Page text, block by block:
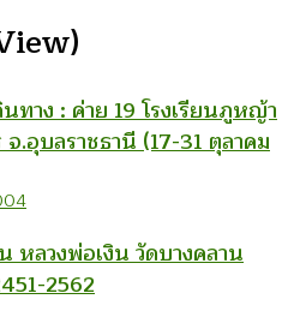
ทาง : ค่าย 19 โรงเรียนภูหญ้า
.อุบลราชธานี (17-31 ตุลาคม
หลวงพ่อเงิน วัดบางคลาน
2562